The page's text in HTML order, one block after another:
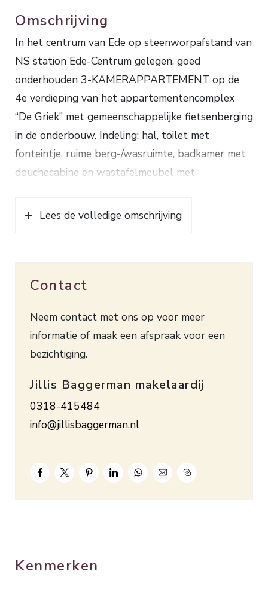
Omschrijving
In het centrum van Ede op steenworpafstand van
NS station Ede-Centrum gelegen, goed
onderhouden 3-KAMERAPPARTEMENT op de
4e verdieping van het appartementencomplex
“De Griek” met gemeenschappelijke fietsenberging
in de onderbouw. Indeling: hal, toilet met
fonteintje, ruime berg-/wasruimte, badkamer met
douchecabine en wastafelmeubel met
balkon op het westen en half open keuken
afwasmachine. Verwarming en warm water d.m.v.
een HR combiketel (2006). Het
afgesloten entree met een videofooninstallatie en
een lift. Het leuke appartement is volledig
geïsoleerd en geheel voorzien van een
verwarming). Op korte afstand bevinden zich
winkels en horecagelegenheden. Bouwjaar 2006.
Inhoud ca. 210 m³. Woonopp. ca. 63 m². Bijdrage
VERHUURCONDITIES EN
SPECIFICATIES/RENTAL CONDITIONS AND
* Huurovereenkomst voor onbepaalde tijd (ROZ
Lees de volledige omschrijving
Contact
Neem contact met ons op voor meer
informatie of maak een afspraak voor een
bezichtiging.
Jillis Baggerman makelaardij
0318-415484
info@jillisbaggerman.nl
Kenmerken